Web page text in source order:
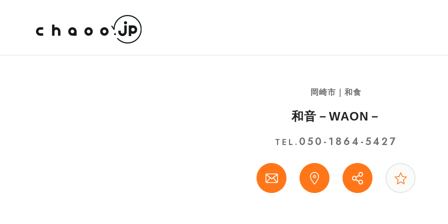
岡崎市｜和食
和音－WAON－
TEL. 050-1864-5427